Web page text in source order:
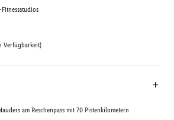
Verfügbarkeit)
am Reschenpass mit 70 Pistenkilometern